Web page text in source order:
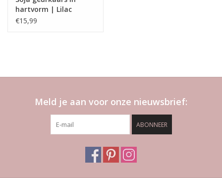
hartvorm | Lilac
(Sering) | S | Beauty
€15,99
Meld je aan voor onze nieuwsbrief:
ABONNEER